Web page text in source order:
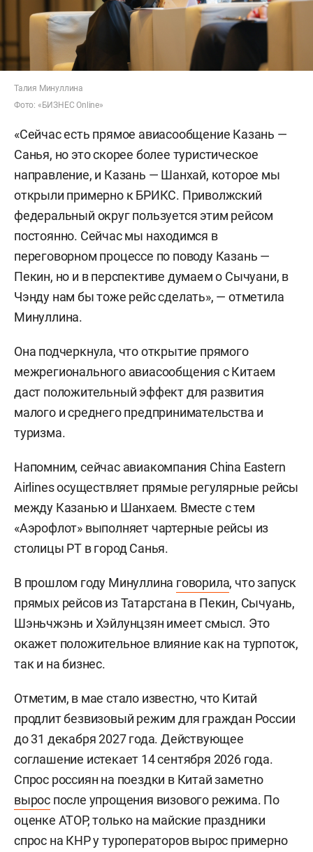
Талия Минуллина
Фото: «БИЗНЕС Online»
«Сейчас есть прямое авиасообщение Казань —
Санья, но это скорее более туристическое
направление, и Казань — Шанхай, которое мы
открыли примерно к БРИКС. Приволжский
федеральный округ пользуется этим рейсом
постоянно. Сейчас мы находимся в
переговорном процессе по поводу Казань —
Пекин, но и в перспективе думаем о Сычуани, в
Чэнду нам бы тоже рейс сделать», — отметила
Минуллина.
Она подчеркнула, что открытие прямого
межрегионального авиасообщения с Китаем
даст положительный эффект для развития
малого и среднего предпринимательства и
туризма.
Напомним, сейчас авиакомпания China Eastern
Airlines осуществляет прямые регулярные рейсы
между Казанью и Шанхаем. Вместе с тем
«Аэрофлот» выполняет чартерные рейсы из
столицы РТ в город Санья.
В прошлом году Минуллина говорила, что запуск
прямых рейсов из Татарстана в Пекин, Сычуань,
Шэньчжэнь и Хэйлунцзян имеет смысл. Это
окажет положительное влияние как на турпоток,
так и на бизнес.
Отметим, в мае стало известно, что Китай
продлит безвизовый режим для граждан России
до 31 декабря 2027 года. Действующее
соглашение истекает 14 сентября 2026 года.
Спрос россиян на поездки в Китай заметно
вырос после упрощения визового режима. По
оценке АТОР, только на майские праздники
спрос на КНР у туроператоров вырос примерно